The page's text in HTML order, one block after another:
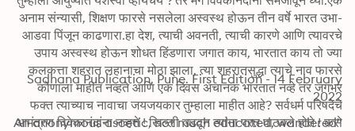
अनाम संन्यासी, शिक्षण फारसे नसलेला अस्वस्थ होऊन तीन वर्षे भारत उभा-
कोणाला माहीत नव्हते आणि एक दिवस अचानक भारतात नव्हे तर जगभर
आमंत्रण विवेकानंदांना नव्हते ! खिल्ली उडवून त्यांना परत पाठवले होते ! कसे
Sadhana Publication, Pune. First Edition - 14 February
2022
"An anonymous ascetic, not much educated, wandered